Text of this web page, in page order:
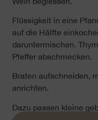
Flüssigkeit in eine
auf die Hälfte
daruntermischen.
Pfeffer abschmecken.
Braten aufschneiden,
anrichten.
Dazu passen kleine